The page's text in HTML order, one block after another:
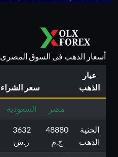
أسعار الذهب فى السوق المصرى
عيار
الذهب
سعر الشراء
مصر السعودية
الجنية
الدهب
48880
ج.م
3632
ر.س